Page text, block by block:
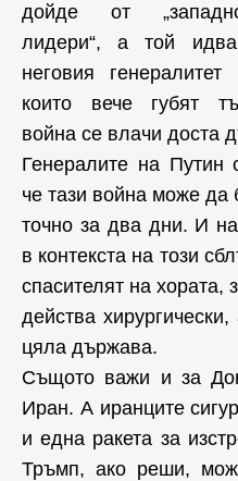
дойде от
лидери“, а той
неговия
които вече губят
война се влачи доста
Генералите на Путин
че тази война може да
точно за два дни. И на
в контекста на този
спасителят на хората,
действа
цяла държава.
Същото важи и за
Иран. А иранците
и една ракета за
Тръмп, ако реши,